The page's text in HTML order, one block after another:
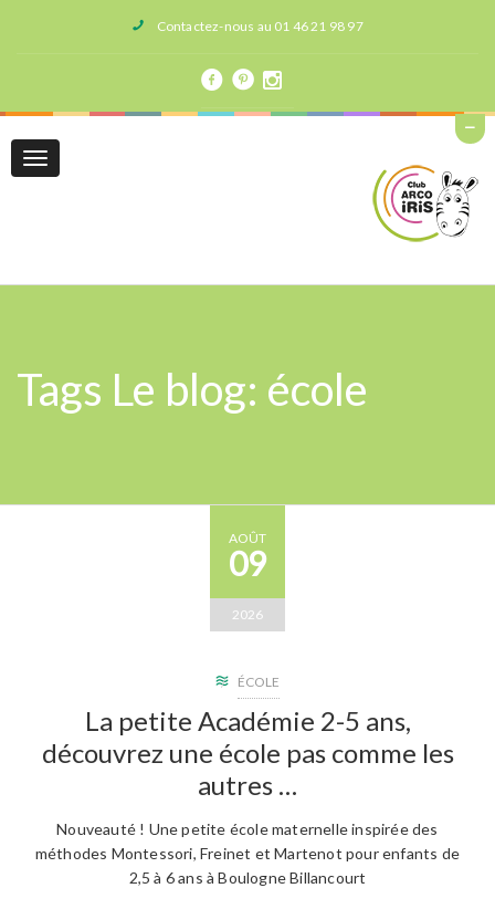
Contactez-nous au 01 46 21 98 97
Tags Le blog: école
AOÛT
09
2026
ÉCOLE
La petite Académie 2-5 ans,
découvrez une école pas comme les
autres …
Nouveauté ! Une petite école maternelle inspirée des
méthodes Montessori, Freinet et Martenot pour enfants de
2,5 à 6 ans à Boulogne Billancourt